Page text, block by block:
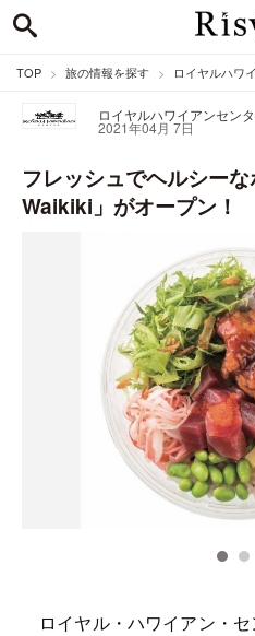
TOP 旅の情報を探す ロイヤルハワ
ロイヤルハワイアンセン
2021年04月 7日
フレッシュでヘルシー
Waikiki」がオープン！
ロイヤル・ハワイアン・